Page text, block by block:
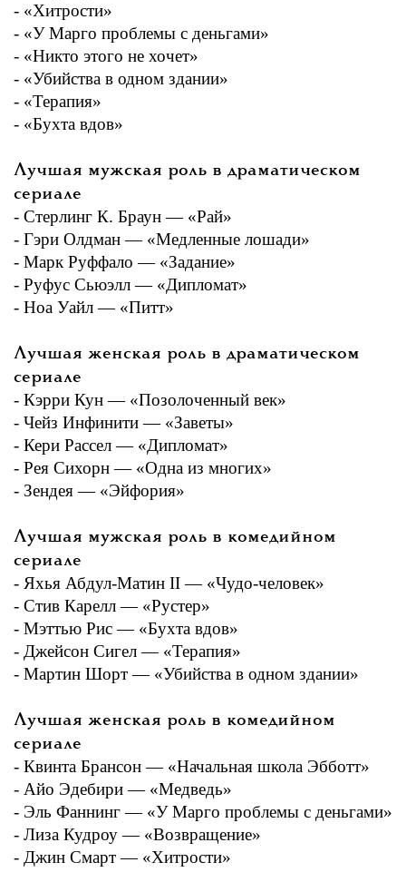
- «Хитрости»
- «У Марго проблемы с деньгами»
- «Никто этого не хочет»
- «Убийства в одном здании»
- «Терапия»
- «Бухта вдов»
Лучшая мужская роль в драматическом
сериале
- Стерлинг К. Браун — «Рай»
- Гэри Олдман — «Медленные лошади»
- Марк Руффало — «Задание»
- Руфус Сьюэлл — «Дипломат»
- Ноа Уайл — «Питт»
Лучшая женская роль в драматическом
сериале
- Кэрри Кун — «Позолоченный век»
- Чейз Инфинити — «Заветы»
- Кери Рассел — «Дипломат»
- Рея Сихорн — «Одна из многих»
- Зендея — «Эйфория»
Лучшая мужская роль в комедийном
сериале
- Яхья Абдул-Матин II — «Чудо-человек»
- Стив Карелл — «Рустер»
- Мэттью Рис — «Бухта вдов»
- Джейсон Сигел — «Терапия»
- Мартин Шорт — «Убийства в одном здании»
Лучшая женская роль в комедийном
сериале
- Квинта Брансон — «Начальная школа Эбботт»
- Айо Эдебири — «Медведь»
- Эль Фаннинг — «У Марго проблемы с деньгами»
- Лиза Кудроу — «Возвращение»
- Джин Смарт — «Хитрости»